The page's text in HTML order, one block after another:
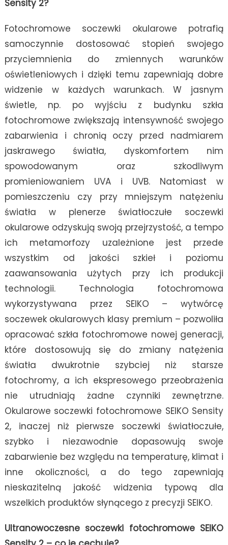
Sensity 2?
Fotochromowe soczewki okularowe potrafią
samoczynnie dostosować stopień swojego
przyciemnienia do zmiennych warunków
oświetleniowych i dzięki temu zapewniają dobre
widzenie w każdych warunkach. W jasnym
świetle, np. po wyjściu z budynku szkła
fotochromowe zwiększają intensywność swojego
zabarwienia i chronią oczy przed nadmiarem
jaskrawego światła, dyskomfortem nim
spowodowanym oraz szkodliwym
promieniowaniem UVA i UVB. Natomiast w
pomieszczeniu czy przy mniejszym natężeniu
światła w plenerze światłoczułe soczewki
okularowe odzyskują swoją przejrzystość, a tempo
ich metamorfozy uzależnione jest przede
wszystkim od jakości szkieł i poziomu
zaawansowania użytych przy ich produkcji
technologii. Technologia fotochromowa
wykorzystywana przez
SEIKO – wytwórcę
soczewek okularowych klasy premium – pozwoliła
opracować szkła fotochromowe nowej generacji,
które dostosowują się do zmiany natężenia
światła dwukrotnie szybciej niż starsze
fotochromy, a ich ekspresowego przeobrażenia
nie utrudniają żadne czynniki zewnętrzne.
Okularowe soczewki fotochromowe SEIKO Sensity
2, inaczej niż pierwsze soczewki światłoczułe,
szybko i niezawodnie dopasowują swoje
zabarwienie bez względu na temperaturę, klimat i
inne okoliczności, a do tego zapewniają
nieskazitelną jakość widzenia typową dla
wszelkich produktów słynącego z precyzji SEIKO.
Ultranowoczesne soczewki fotochromowe SEIKO